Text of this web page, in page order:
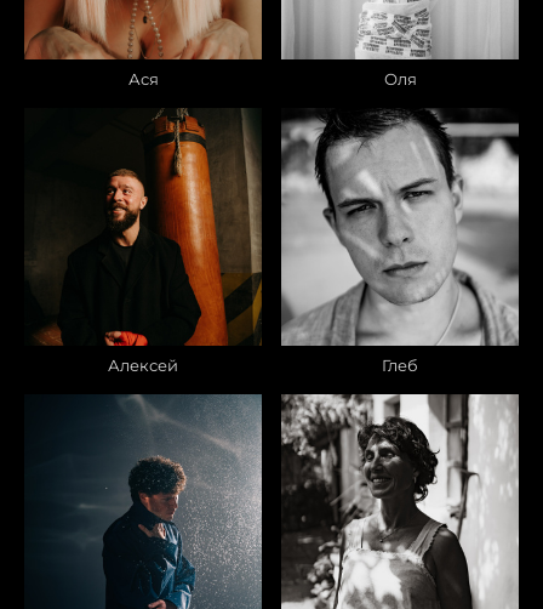
Ася Оля
Алексей Глеб